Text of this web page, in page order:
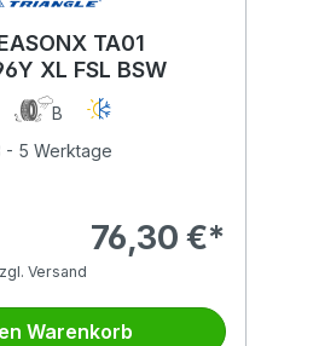
TA01
XL FSL BSW
B
- 5 Werktage
76,30 €*
Versand
Warenkorb